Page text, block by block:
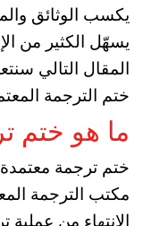
يكسب الوثائق
يسهّل الكثير من
المقال التالي
ختم الترجمة
ما هو ختم
ختم ترجمة
مكتب الترجمة
الانتهاء من عملية